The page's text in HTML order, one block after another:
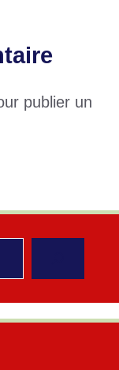
publier un